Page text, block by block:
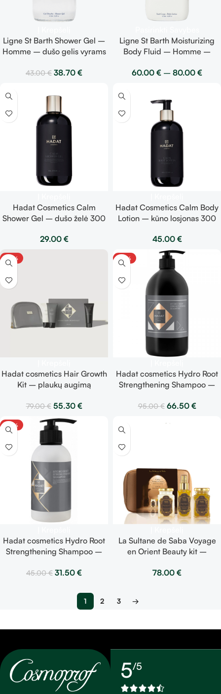
Ligne St Barth Shower Gel –
Homme – dušo gelis vyrams
43.00€ 38.70 €
Ligne St Barth Moisturizing
Body Fluid – Homme –
vyrams
60.00 € – 80.00 €
Hadat Cosmetics Calm
Shower Gel – dušo želė 300
29.00 €
Hadat Cosmetics Calm Body
Lotion – kūno losjonas 300
45.00 €
-30%
Hadat cosmetics Hair Growth
Kit – plaukų augimą
79.00€ 55.30 €
-30%
Hadat cosmetics Hydro Root
Strengthening Shampoo –
95.00€ 66.50 €
-30%
Hadat cosmetics Hydro Root
Strengthening Shampoo –
45.00€ 31.50 €
La Sultane de Saba Voyage
en Orient Beauty kit –
santalmedis – rinkinys –
78.00 €
1 2 3 →
5/5